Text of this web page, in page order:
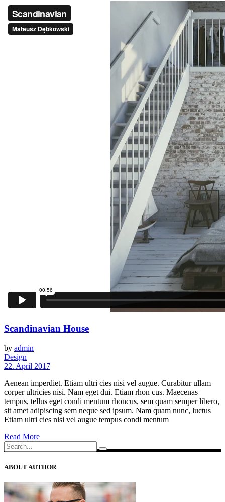
Scandinavian House
by admin
Design
22. April 2017
Aenean imperdiet. Etiam ultri cies nisi vel augue. Curabitur ullam
corper ultricies nisi. Nam eget dui. Etiam rhon cus. Maecenas
tempus, tellus eget condi mentum rhoncus, sem quam semper libero,
sit amet adipiscing sem neque sed ipsum. Nam quam nunc, luctus
Etiam ultri cies nisi vel augue tempus condi mentum
Read More
Search
for:
ABOUT AUTHOR